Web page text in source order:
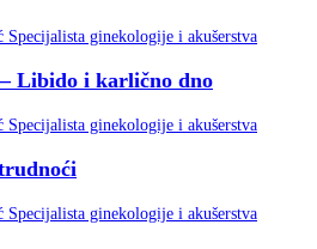
ginekologije i akušerstva
Libido i karlično dno
ginekologije i akušerstva
ginekologije i akušerstva